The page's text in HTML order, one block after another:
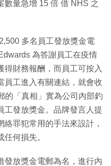
數量急增 15 倍 借 NHS 之
多名員工發放獎金電
為答謝員工在疫情
得財務報酬，而員工可按入
員工進入有關連結，就會收
的「真相」實為公司內部釣
工發放獎金。品牌發言人提
罪犯常用的手法來設計，
何損失。
發放獎金電郵為名，進行內